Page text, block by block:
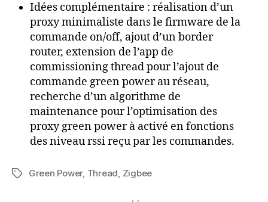
Idées complémentaire : réalisation d’un
proxy minimaliste dans le firmware de la
commande on/off, ajout d’un border
router, extension de l’app de
commissioning thread pour l’ajout de
commande green power au réseau,
recherche d’un algorithme de
maintenance pour l’optimisation des
proxy green power à activé en fonctions
des niveau rssi reçu par les commandes.
Étiquettes
Green Power, Thread, Zigbee